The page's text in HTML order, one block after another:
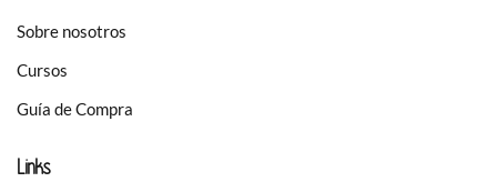
Sobre nosotros
Cursos
Guía de Compra
Links